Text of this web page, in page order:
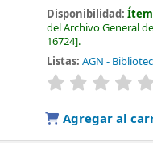
Disponibilidad:
del Archivo General
16724 .
Listas: AGN -
valoración
Agregar al